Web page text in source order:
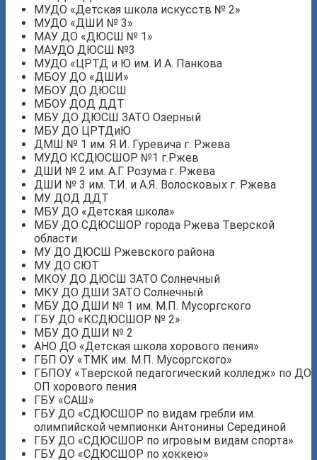
МУДО «Детская школа искусств № 2»
МУДО «ДШИ № 3»
МАУ ДО «ДЮСШ № 1»
МАУДО ДЮСШ №3
МУДО «ЦРТД и Ю им. И.А. Панкова
МБОУ ДО «ДШИ»
МБОУ ДО ДЮСШ
МБОУ ДОД ДДТ
МБУ ДО ДЮСШ ЗАТО Озерный
МБУ ДО ЦРТДиЮ
ДМШ № 1 им. Я.И. Гуревича г. Ржева
МУДО КСДЮСШОР №1 г.Ржев
ДШИ № 2 им. А.Г. Розума г. Ржева
ДШИ № 3 им. Т.И. и А.Я. Волосковых г. Ржева
МУ ДОД ДДТ
МБУ ДО «Детская школа»
МБУ ДО СДЮСШОР города Ржева Тверской
области
МУ ДО ДЮСШ Ржевского района
МУ ДО СЮТ
МКОУ ДО ДЮСШ ЗАТО Солнечный
МКУ ДО ДШИ ЗАТО Солнечный
МБУ ДО ДШИ № 1 им. М.П. Мусоргского
ГБУ ДО «КСДЮСШОР № 2»
МБУ ДО ДШИ № 2
АНО ДО «Детская школа хорового пения»
ГБП ОУ «ТМК им. М.П. Мусоргского»
ГБПОУ «Тверской педагогический колледж» по ДО
ОП хорового пения
ГБУ «САШ»
ГБУ ДО «СДЮСШОР по видам гребли им.
олимпийской чемпионки Антонины Серединой
ГБУ ДО «СДЮСШОР по игровым видам спорта»
ГБУ ДО «СДЮСШОР по хоккею»